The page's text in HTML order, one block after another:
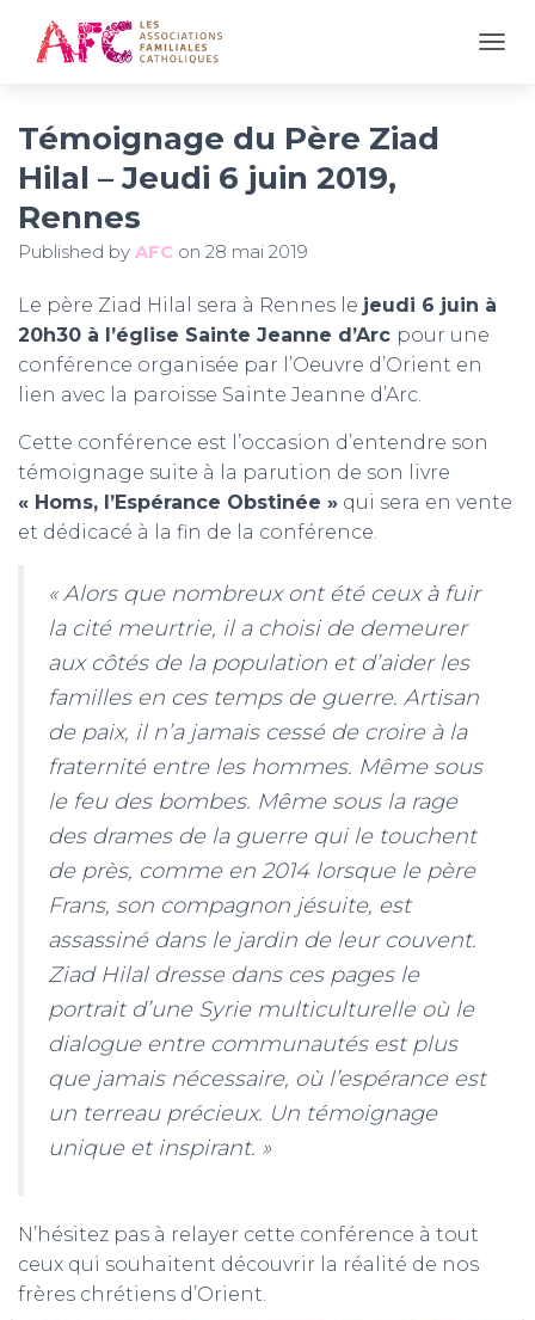
Témoignage du Père Ziad
Hilal – Jeudi 6 juin 2019,
Rennes
Published by AFC on 28 mai 2019
Le père Ziad Hilal sera à Rennes le jeudi 6 juin à
20h30 à l’église Sainte Jeanne d’Arc pour une
conférence organisée par l’Oeuvre d’Orient en
lien avec la paroisse Sainte Jeanne d’Arc.
Cette conférence est l’occasion d’entendre son
témoignage suite à la parution de son livre
« Homs, l’Espérance Obstinée » qui sera en vente
et dédicacé à la fin de la conférence.
« Alors que nombreux ont été ceux à fuir
la cité meurtrie, il a choisi de demeurer
aux côtés de la population et d’aider les
familles en ces temps de guerre. Artisan
de paix, il n’a jamais cessé de croire à la
fraternité entre les hommes. Même sous
le feu des bombes. Même sous la rage
des drames de la guerre qui le touchent
de près, comme en 2014 lorsque le père
Frans, son compagnon jésuite, est
assassiné dans le jardin de leur couvent.
Ziad Hilal dresse dans ces pages le
portrait d’une Syrie multiculturelle où le
dialogue entre communautés est plus
que jamais nécessaire, où l’espérance est
un terreau précieux. Un témoignage
unique et inspirant. »
N’hésitez pas à relayer cette conférence à tout
ceux qui souhaitent découvrir la réalité de nos
frères chrétiens d’Orient.